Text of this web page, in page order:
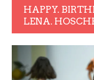
HAPPY.
LENA.